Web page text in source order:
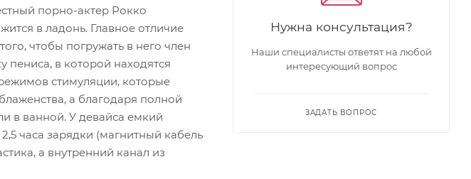
порно-актер Рокко
в ладонь. Главное отличие
чтобы погружать в него член
пениса, в которой находятся
стимуляции, которые
а благодаря полной
в ванной. У девайса емкий
часа зарядки (магнитный кабель
а внутренний канал из
Нужна консультация?
Наши специалисты ответят на любой
интересующий вопрос
ЗАДАТЬ ВОПРОС